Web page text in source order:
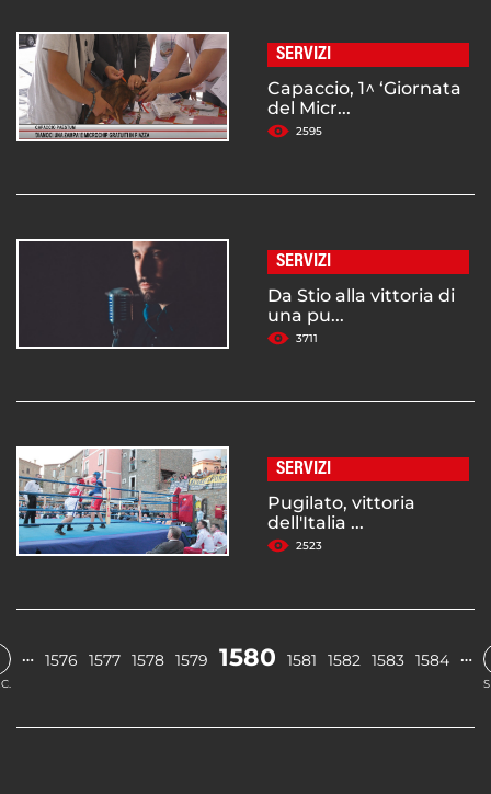
SERVIZI
Capaccio, 1^ ‘Giornata
del Micr...
2595
SERVIZI
Da Stio alla vittoria di
una pu...
3711
SERVIZI
Pugilato, vittoria
dell'Italia ...
2523
… 1576 1577 1578 1579 1580 1581 1582 1583 1584 …